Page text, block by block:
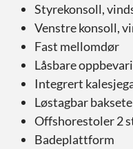
Styrekonsoll,
Venstre konsoll,
Fast mellomdør
Låsbare
Integrert
Løstagbar baksete
Offshorestoler 2
Badeplattform